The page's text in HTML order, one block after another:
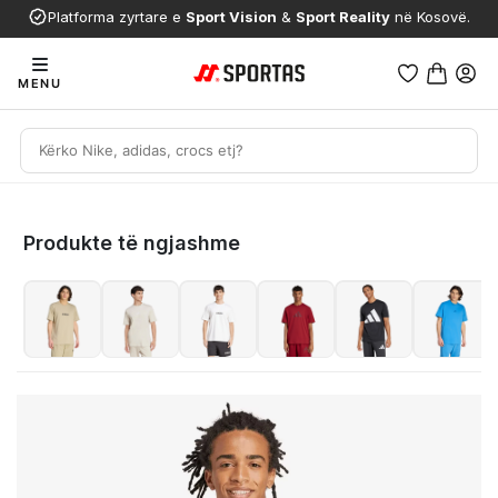
Platforma zyrtare e Sport Vision & Sport Reality në Kosovë.
MENU
Produkte të ngjashme